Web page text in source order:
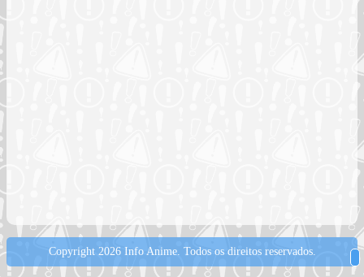
Copyright 2026 Info Anime. Todos os direitos reservados.